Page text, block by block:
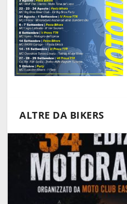
ALTRE DA BIKERS